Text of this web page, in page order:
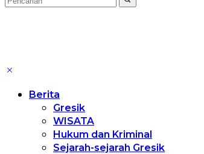
Berita
Gresik
WISATA
Hukum dan Kriminal
Sejarah-sejarah Gresik